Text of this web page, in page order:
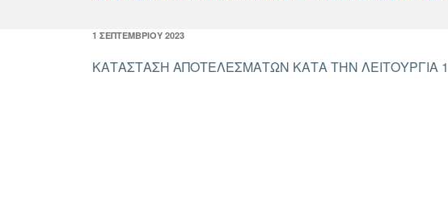
ΔΗΜΟΣΙΕΎΤΗΚΕ
1 ΣΕΠΤΕΜΒΡΊΟΥ 2023
ΚΑΤΑΣΤΑΣΗ ΑΠΟΤΕΛΕΣΜΑΤΩΝ ΚΑΤΑ ΤΗΝ ΛΕΙΤΟΥΡΓΙΑ 1/